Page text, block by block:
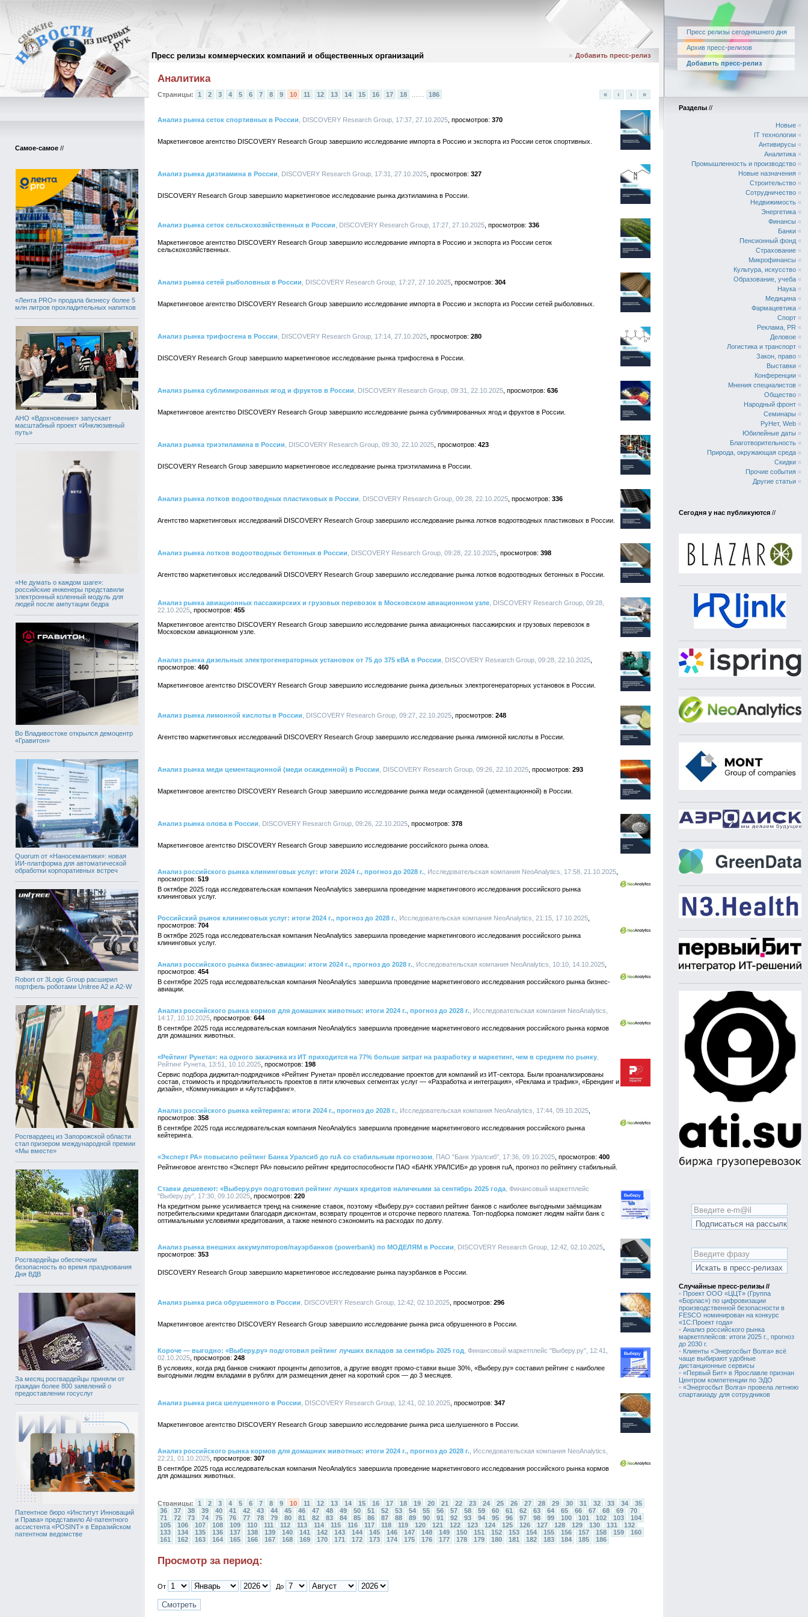
Пресс релизы коммерческих компаний и общественных организаций
Пресс релизы сегодняшнего дня
Архив пресс-релизов
Добавить пресс-релиз
Самое-самое //
«Лента PRO» продала бизнесу более 5
млн литров прохладительных напитков
АНО «Вдохновение» запускает
масштабный проект «Инклюзивный
путь»
«Не думать о каждом шаге»:
российские инженеры представили
электронный коленный модуль для
людей после ампутации бедра
Во Владивостоке открылся демоцентр
«Гравитон»
Quorum от «Наносемантики»: новая
ИИ-платформа для автоматической
обработки корпоративных встреч
Robort от 3Logic Group расширил
портфель роботами Unitree A2 и A2-W
Росгвардеец из Запорожской области
стал призером международной премии
«Мы вместе»
Росгвардейцы обеспечили
безопасность во время празднования
Дня ВДВ
За месяц росгвардейцы приняли от
граждан более 800 заявлений о
предоставлении госуслуг
Патентное бюро «Институт Инноваций
и Права» представило AI-патентного
ассистента «POSINT» в Евразийском
патентном ведомстве
Архив пресс-релизов// » Добавить пресс-релиз
Аналитика
Страницы: 1 2 3 4 5 6 7 8 9 10 11 12 13 14 15 16 17 18 186 « ‹ › »
Анализ рынка сеток спортивных в России , DISCOVERY Research Group, 17:37, 27.10.2025 370
Маркетинговое агентство DISCOVERY Research Group завершило исследование импорта в Россию и экспорта из России сеток спортивных.
Анализ рынка диэтиамина в России , DISCOVERY Research Group, 17:31, 27.10.2025 327
DISCOVERY Research Group завершило маркетинговое исследование рынка диэтиламина в России.
Анализ рынка сеток сельскохозяйственных в России , DISCOVERY Research Group, 17:27, 27.10.2025 336
Маркетинговое агентство DISCOVERY Research Group завершило исследование импорта в Россию и экспорта из России сеток
сельскохозяйственных.
Анализ рынка сетей рыболовных в России , DISCOVERY Research Group, 17:27, 27.10.2025 304
Маркетинговое агентство DISCOVERY Research Group завершило исследование импорта в Россию и экспорта из России сетей рыболовных.
Анализ рынка трифосгена в России , DISCOVERY Research Group, 17:14, 27.10.2025 280
DISCOVERY Research Group завершило маркетинговое исследование рынка трифосгена в России.
Анализ рынка сублимированных ягод и фруктов в России , DISCOVERY Research Group, 09:31, 22.10.2025 636
Маркетинговое агентство DISCOVERY Research Group завершило исследование рынка сублимированных ягод и фруктов в России.
Анализ рынка триэтиламина в России , DISCOVERY Research Group, 09:30, 22.10.2025 423
DISCOVERY Research Group завершило маркетинговое исследование рынка триэтиламина в России.
Анализ рынка лотков водоотводных пластиковых в России , DISCOVERY Research Group, 09:28, 22.10.2025 336
Агентство маркетинговых исследований DISCOVERY Research Group завершило исследование рынка лотков водоотводных пластиковых в России.
Анализ рынка лотков водоотводных бетонных в России , DISCOVERY Research Group, 09:28, 22.10.2025 398
Агентство маркетинговых исследований DISCOVERY Research Group завершило исследование рынка лотков водоотводных бетонных в России.
Анализ рынка авиационных пассажирских и грузовых перевозок в Московском авиационном узле , DISCOVERY Research Group, 09:28,
22.10.2025
455
Маркетинговое агентство DISCOVERY Research Group завершило исследование рынка авиационных пассажирских и грузовых перевозок в
Московском авиационном узле.
Анализ рынка дизельных электрогенераторных установок от 75 до 375 кВА в России , DISCOVERY Research Group, 09:28, 22.10.2025
460
Маркетинговое агентство DISCOVERY Research Group завершило исследование рынка дизельных электрогенераторных установок в России.
Анализ рынка лимонной кислоты в России , DISCOVERY Research Group, 09:27, 22.10.2025 248
Агентство маркетинговых исследований DISCOVERY Research Group завершило исследование рынка лимонной кислоты в России.
Анализ рынка меди цементационной (меди осажденной) в России , DISCOVERY Research Group, 09:26, 22.10.2025 293
Маркетинговое агентство DISCOVERY Research Group завершило исследование рынка меди осажденной (цементационной) в России.
Анализ рынка олова в России , DISCOVERY Research Group, 09:26, 22.10.2025 378
Маркетинговое агентство DISCOVERY Research Group завершило исследование российского рынка олова.
Анализ российского рынка клининговых услуг: итоги 2024 г., прогноз до 2028 г. , Исследовательская компания NeoAnalytics, 17:58, 21.10.2025
519
В октябре 2025 года исследовательская компания NeoAnalytics завершила проведение маркетингового исследования российского рынка
клининговых услуг.
Российский рынок клининговых услуг: итоги 2024 г., прогноз до 2028 г. , Исследовательская компания NeoAnalytics, 21:15, 17.10.2025
704
В октябре 2025 года исследовательская компания NeoAnalytics завершила проведение маркетингового исследования российского рынка
клининговых услуг.
Анализ российского рынка бизнес-авиации: итоги 2024 г., прогноз до 2028 г. , Исследовательская компания NeoAnalytics, 10:10, 14.10.2025
454
В сентябре 2025 года исследовательская компания NeoAnalytics завершила проведение маркетингового исследования российского рынка бизнес-
авиации.
Анализ российского рынка кормов для домашних животных: итоги 2024 г., прогноз до 2028 г. , Исследовательская компания NeoAnalytics,
14:17, 10.10.2025
644
В сентябре 2025 года исследовательская компания NeoAnalytics завершила проведение маркетингового исследования российского рынка кормов
для домашних животных.
«Рейтинг Рунета»: на одного заказчика из ИТ приходится на 77% больше затрат на разработку и маркетинг, чем в среднем по рынку
Рейтинг Рунета, 13:51, 10.10.2025
198
Сервис подбора диджитал-подрядчиков «Рейтинг Рунета» провёл исследование проектов для компаний из ИТ-сектора. Были проанализированы
состав, стоимость и продолжительность проектов в пяти ключевых сегментах услуг — «Разработка и интеграция», «Реклама и трафик», «Брендинг и
дизайн», «Коммуникации» и «Аутстаффинг».
Анализ российского рынка кейтеринга: итоги 2024 г., прогноз до 2028 г. , Исследовательская компания NeoAnalytics, 17:44, 09.10.2025
358
В сентябре 2025 года исследовательская компания NeoAnalytics завершила проведение маркетингового исследования российского рынка
кейтеринга.
«Эксперт РА» повысило рейтинг Банка Уралсиб до ruА со стабильным прогнозом , ПАО "Банк Уралсиб", 17:36, 09.10.2025
400
Рейтинговое агентство «Эксперт РА» повысило рейтинг кредитоспособности ПАО «БАНК УРАЛСИБ» до уровня ruА, прогноз по рейтингу стабильный.
Ставки дешевеют: «Выберу.ру» подготовил рейтинг лучших кредитов наличными за сентябрь 2025 года , Финансовый маркетплейс
"Выберу.ру", 17:30, 09.10.2025
220
На кредитном рынке усиливается тренд на снижение ставок, поэтому «Выберу.ру» составил рейтинг банков с наиболее выгодными заёмщикам
потребительскими кредитами благодаря дисконтам, возврату процентов и отсрочке первого платежа. Топ-подборка поможет людям найти банк с
оптимальными условиями кредитования, а также немного сэкономить на расходах по долгу.
Анализ рынка внешних аккумуляторов/пауэрбанков (powerbank) по МОДЕЛЯМ в России , DISCOVERY Research Group, 12:42, 02.10.2025
353
DISCOVERY Research Group завершило маркетинговое исследование рынка пауэрбанков в России.
Анализ рынка риса обрушенного в России , DISCOVERY Research Group, 12:42, 02.10.2025 296
Маркетинговое агентство DISCOVERY Research Group завершило исследование рынка риса обрушенного в России.
Короче — выгодно: «Выберу.ру» подготовил рейтинг лучших вкладов за сентябрь 2025 год , Финансовый маркетплейс "Выберу.ру", 12:41,
02.10.2025
248
В условиях, когда ряд банков снижают проценты депозитов, а другие вводят промо-ставки выше 30%, «Выберу.ру» составил рейтинг с наиболее
выгодными людям вкладами в рублях для размещения денег на короткий срок — до 3 месяцев.
Анализ рынка риса шелушенного в России , DISCOVERY Research Group, 12:41, 02.10.2025 347
Маркетинговое агентство DISCOVERY Research Group завершило исследование рынка риса шелушенного в России.
Анализ российского рынка кормов для домашних животных: итоги 2024 г., прогноз до 2028 г. , Исследовательская компания NeoAnalytics,
22:21, 01.10.2025
307
В сентябре 2025 года исследовательская компания NeoAnalytics завершила проведение маркетингового исследования российского рынка кормов
для домашних животных.
Страницы: 1 2 3 4 5 6 7 8 9 10 11 12 13 14 15 16 17 18 19 20 21 22 23 24 25 26 27 28 29 30 31 32 33 34
35
36
37 38 39 40 41 42 43 44 45 46 47 48 49 50 51 52 53 54 55 56 57 58 59 60 61 62 63 64 65 66 67 68 69
70
71
72 73 74 75 76 77 78 79 80 81 82 83 84 85 86 87 88 89 90 91 92 93 94 95 96 97 98 99 100 101 102 103
104
105
106 107 108 109 110 111 112 113 114 115 116 117 118 119 120 121 122 123 124 125 126 127 128 129 130 131
132
133
134 135 136 137 138 139 140 141 142 143 144 145 146 147 148 149 150 151 152 153 154 155 156 157 158 159
160
161
162 163 164 165 166 167 168 169 170 171 172 173 174 175 176 177 178 179 180 181 182 183 184 185 186
Просмотр за период:
От До
Разделы //
Новые «
IT технологии «
Антивирусы «
Аналитика «
Промышленность и производство «
Новые назначения «
Строительство «
Сотрудничество «
Недвижимость «
Энергетика «
Финансы «
Банки «
Пенсионный фонд «
Страхование «
Микрофинансы «
Культура, искусство «
Образование, учеба «
Наука «
Медицина «
Фармацевтика «
Спорт «
Реклама, PR «
Деловое «
Логистика и транспорт «
Закон, право «
Выставки «
Конференции «
Мнения специалистов «
Общество «
Народный фронт «
Семинары «
РуНет, Web «
Юбилейные даты «
Благотворительность «
Природа, окружающая среда «
Скидки «
Прочие события «
Другие статьи «
Сегодня у нас публикуются //
Случайные пресс-релизы //
• Проект ООО «ЦЦТ» (Группа
«Борлас») по цифровизации
производственной безопасности в
FESCO номинирован на конкурс
«1С:Проект года»
• Анализ российского рынка
маркетплейсов: итоги 2025 г., прогноз
до 2030 г.
• Клиенты «Энергосбыт Волга» всё
чаще выбирают удобные
дистанционные сервисы
• «Первый Бит» в Ярославле признан
Центром компетенции по ЭДО
• «Энергосбыт Волга» провела летнюю
спартакиаду для сотрудников